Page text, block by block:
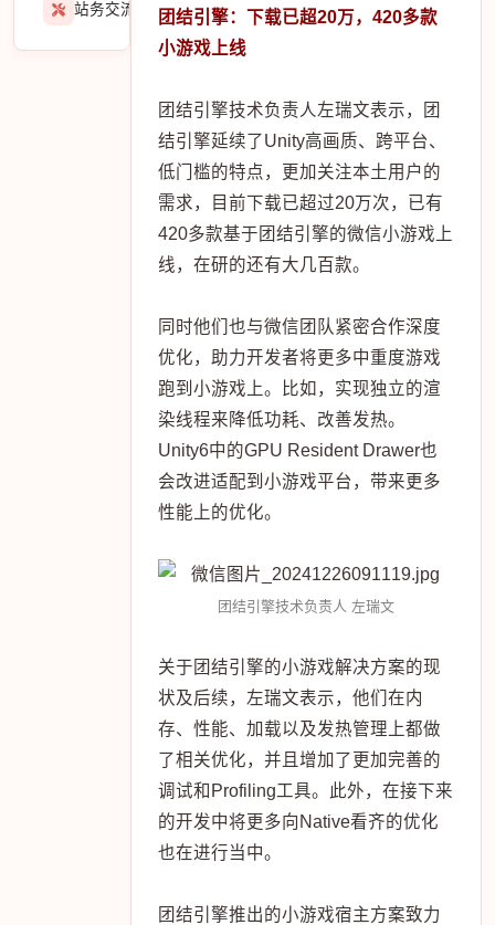
站务交流
团结引擎：下载已超20万，420多款
小游戏上线
团结引擎技术负责人左瑞文表示，团
结引擎延续了Unity高画质、跨平台、
低门槛的特点，更加关注本土用户的
需求，目前下载已超过20万次，已有
420多款基于团结引擎的微信小游戏上
线，在研的还有大几百款。
同时他们也与微信团队紧密合作深度
优化，助力开发者将更多中重度游戏
跑到小游戏上。比如，实现独立的渲
染线程来降低功耗、改善发热。
Unity6中的GPU Resident Drawer也
会改进适配到小游戏平台，带来更多
性能上的优化。
团结引擎技术负责人 左瑞文
关于团结引擎的小游戏解决方案的现
状及后续，左瑞文表示，他们在内
存、性能、加载以及发热管理上都做
了相关优化，并且增加了更加完善的
调试和Profiling工具。此外，在接下来
的开发中将更多向Native看齐的优化
也在进行当中。
团结引擎推出的小游戏宿主方案致力